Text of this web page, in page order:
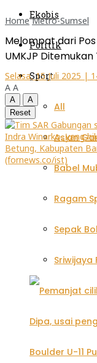
Ekobis
Politik
Sport
All
Asian
Babel
Ragam
Sepak
Sriwijaya
Home Metro-Sumsel
Melompat dari
UMKJP Ditemukan
Selasa, 15 Juli 2025 |
A A
A
A
Reset